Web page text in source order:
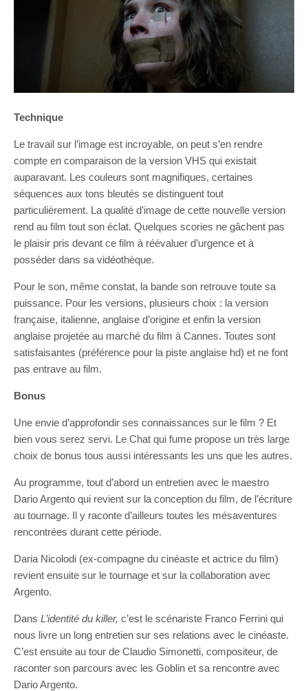
Technique
Le travail sur l’image est incroyable, on peut s’en rendre
compte en comparaison de la version VHS qui existait
auparavant. Les couleurs sont magnifiques, certaines
séquences aux tons bleutés se distinguent tout
particulièrement. La qualité d’image de cette nouvelle version
rend au film tout son éclat. Quelques scories ne gâchent pas
le plaisir pris devant ce film à réévaluer d’urgence et à
posséder dans sa vidéothèque.
Pour le son, même constat, la bande son retrouve toute sa
puissance. Pour les versions, plusieurs choix : la version
française, italienne, anglaise d’origine et enfin la version
anglaise projetée au marché du film à Cannes. Toutes sont
satisfaisantes (préférence pour la piste anglaise hd) et ne font
pas entrave au film.
Bonus
Une envie d’approfondir ses connaissances sur le film ? Et
bien vous serez servi. Le Chat qui fume propose un très large
choix de bonus tous aussi intéressants les uns que les autres.
Au programme, tout d’abord un entretien avec le maestro
Dario Argento qui revient sur la conception du film, de l’écriture
au tournage. Il y raconte d’ailleurs toutes les mésaventures
rencontrées durant cette période.
Daria Nicolodi (ex-compagne du cinéaste et actrice du film)
revient ensuite sur le tournage et sur la collaboration avec
Argento.
Dans L’identité du killer, c’est le scénariste Franco Ferrini qui
nous livre un long entretien sur ses relations avec le cinéaste.
C’est ensuite au tour de Claudio Simonetti, compositeur, de
raconter son parcours avec les Goblin et sa rencontre avec
Dario Argento.